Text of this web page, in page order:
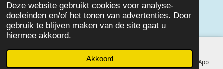
Deze website gebruikt cookies voor analyse-
doeleinden en/of het tonen van advertenties. Door
gebruik te blijven maken van de site gaat u
hiermee akkoord.
Akkoord
Powered by JouwWeb
Telefoonnummer WhatsApp